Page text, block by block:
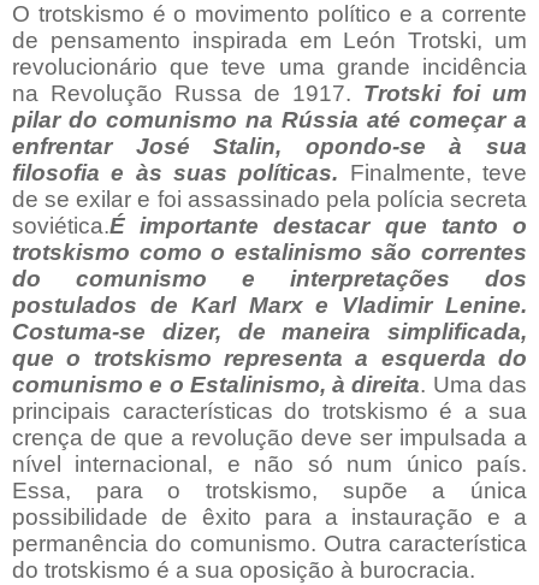
O trotskismo é o movimento político e a corrente
de pensamento inspirada em León Trotski, um
revolucionário que teve uma grande incidência
na Revolução Russa de 1917. Trotski foi um
pilar do comunismo na Rússia até começar a
enfrentar José Stalin, opondo-se à sua
filosofia e às suas políticas. Finalmente, teve
de se exilar e foi assassinado pela polícia secreta
soviética.É importante destacar que tanto o
trotskismo como o estalinismo são correntes
do comunismo e interpretações dos
postulados de Karl Marx e Vladimir Lenine.
Costuma-se dizer, de maneira simplificada,
que o trotskismo representa a esquerda do
comunismo e o Estalinismo, à direita. Uma das
principais características do trotskismo é a sua
crença de que a revolução deve ser impulsada a
nível internacional, e não só num único país.
Essa, para o trotskismo, supõe a única
possibilidade de êxito para a instauração e a
permanência do comunismo. Outra característica
do trotskismo é a sua oposição à burocracia.